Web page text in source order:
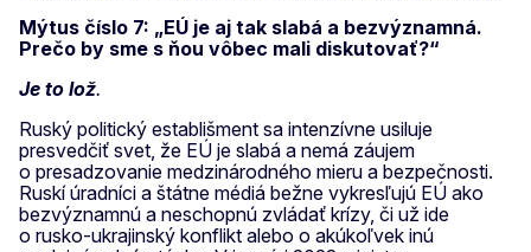
Mýtus číslo 7: „EÚ je aj tak slabá a bezvýznamná.
Prečo by sme s ňou vôbec mali diskutovať?“
Je to lož.
Ruský politický establišment sa intenzívne usiluje
presvedčiť svet, že EÚ je slabá a nemá záujem
o presadzovanie medzinárodného mieru a bezpečnosti.
Ruskí úradníci a štátne médiá bežne vykresľujú EÚ ako
bezvýznamnú a neschopnú zvládať krízy, či už ide
o rusko-ukrajinský konflikt alebo o akúkoľvek inú